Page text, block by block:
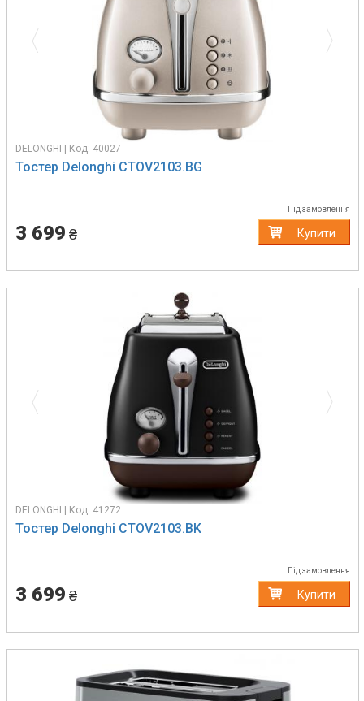
DELONGHI | Код: 40027
Тостер Delonghi CTOV2103.BG
Під замовлення
3 699 ₴ Купити
DELONGHI | Код: 41272
Тостер Delonghi CTOV2103.BK
Під замовлення
3 699 ₴ Купити